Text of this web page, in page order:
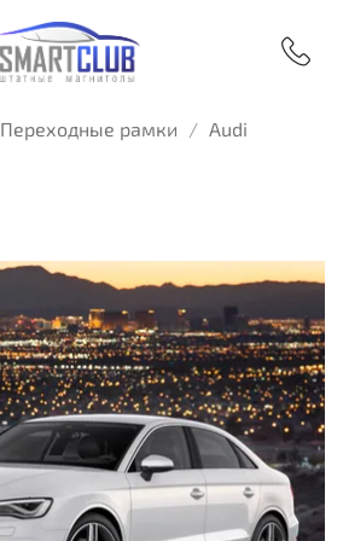
Переходные рамки Audi